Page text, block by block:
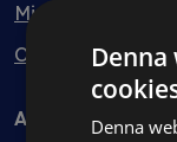
Min bolagsjurist
Ombud
Avtal
Denna